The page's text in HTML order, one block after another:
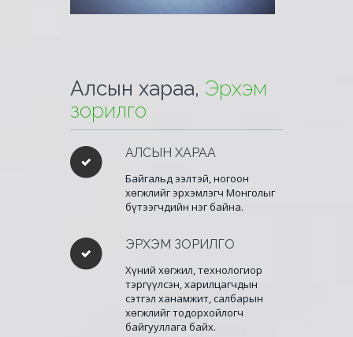
Алсын хараа, Эрхэм
зорилго
АЛСЫН ХАРАА
Байгальд ээлтэй, ногоон
хөгжлийг эрхэмлэгч Монголыг
бүтээгчдийн нэг байна.
ЭРХЭМ ЗОРИЛГО
Хүний хөгжил, технологиор
тэргүүлсэн, харилцагчдын
сэтгэл ханамжит, салбарын
хөгжлийг тодорхойлогч
байгууллага байх.